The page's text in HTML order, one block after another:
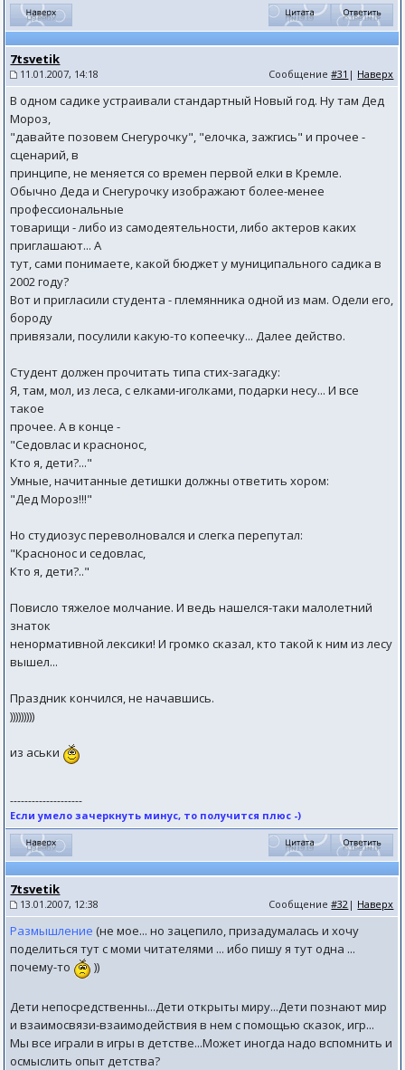
7tsvetik
11.01.2007, 14:18 Сообщение#31 | Наверх
В одном садике устраивали стандартный Новый год. Ну там Дед
Мороз,
"давайте позовем Снегурочку", "елочка, зажгись" и прочее -
сценарий, в
принципе, не меняется со времен первой елки в Кремле.
Обычно Деда и Снегурочку изображают более-менее
профессиональные
товарищи - либо из самодеятельности, либо актеров каких
приглашают... А
тут, сами понимаете, какой бюджет у муниципального садика в
2002 году?
Вот и пригласили студента - племянника одной из мам. Одели его,
бороду
привязали, посулили какую-то копеечку... Далее действо.
Студент должен прочитать типа стих-загадку:
Я, там, мол, из леса, с елками-иголками, подарки несу... И все
такое
прочее. А в конце -
"Седовлас и краснонос,
Кто я, дети?..."
Умные, начитанные детишки должны ответить хором:
"Дед Мороз!!!"
Но студиозус переволновался и слегка перепутал:
"Краснонос и седовлас,
Кто я, дети?.."
Повисло тяжелое молчание. И ведь нашелся-таки малолетний
знаток
ненормативной лексики! И громко сказал, кто такой к ним из лесу
вышел...
Праздник кончился, не начавшись.
)))))))))
из аськи
--------------------
Если умело зачеркнуть минус, то получится плюс -)
7tsvetik
13.01.2007, 12:38 Сообщение#32 | Наверх
Размышление (не мое... но зацепило, призадумалась и хочу
поделиться тут с моми читателями ... ибо пишу я тут одна ...
почему-то
))
Дети непосредственны...Дети открыты миру...Дети познают мир
и взаимосвязи-взаимодействия в нем с помощью сказок, игр...
Мы все играли в игры в детстве...Может иногда надо вспомнить и
осмыслить опыт детства?